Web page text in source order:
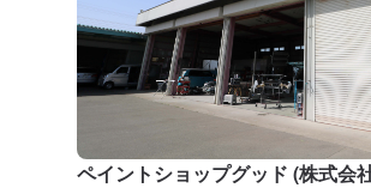
ペイントショップグッド (株式会